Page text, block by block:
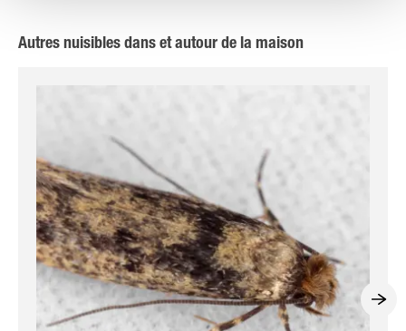
Autres nuisibles dans et autour de la maison